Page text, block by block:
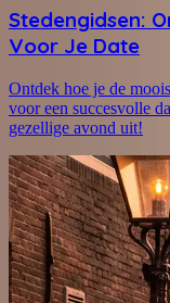
Stedengidsen:
Voor Je Date
Ontdek hoe je de
voor een succesvolle
gezellige avond uit!